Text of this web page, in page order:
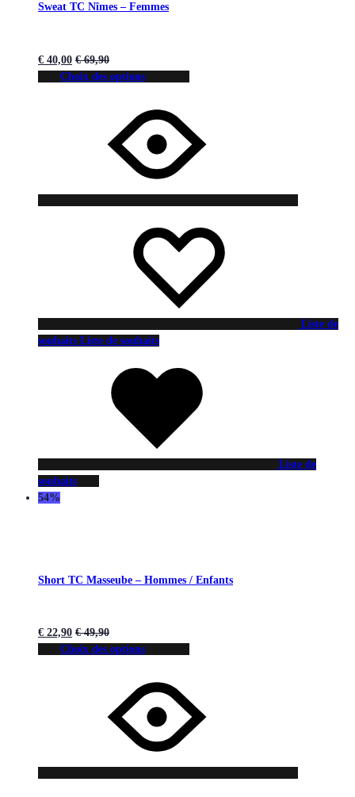
Sweat TC Nîmes – Femmes
€ 40,00 €69,90
Choix des options
Liste de
souhaits Liste de souhaits
Liste de
souhaits
54%
Short TC Masseube – Hommes / Enfants
€ 22,90 €49,90
Choix des options